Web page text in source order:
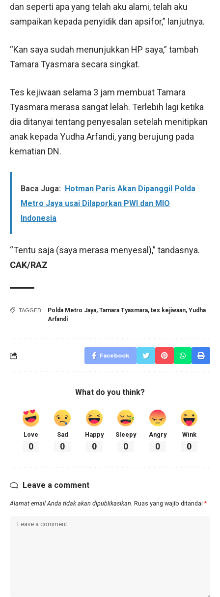
dan seperti apa yang telah aku alami, telah aku
sampaikan kepada penyidik dan apsifor,” lanjutnya.
“Kan saya sudah menunjukkan HP saya,” tambah
Tamara Tyasmara secara singkat.
Tes kejiwaan selama 3 jam membuat Tamara
Tyasmara merasa sangat lelah. Terlebih lagi ketika
dia ditanyai tentang penyesalan setelah menitipkan
anak kepada Yudha Arfandi, yang berujung pada
kematian DN.
Baca Juga: Hotman Paris Akan Dipanggil Polda
Metro Jaya usai Dilaporkan PWI dan MIO
Indonesia
“Tentu saja (saya merasa menyesal),” tandasnya.
CAK/RAZ
TAGGED: Polda Metro Jaya, Tamara Tyasmara, tes kejiwaan, Yudha
Arfandi
Facebook
What do you think?
Love
0
Sad
0
Happy
0
Sleepy
0
Angry
0
Wink
0
Leave a comment
Alamat email Anda tidak akan dipublikasikan. Ruas yang wajib ditandai *